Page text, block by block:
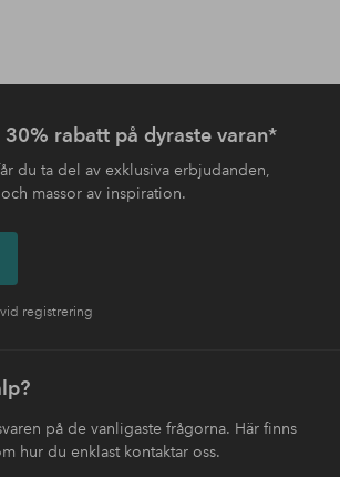
rabatt på dyraste varan*
du ta del av exklusiva erbjudanden,
massor av inspiration.
registrering
på de vanligaste frågorna. Här finns
hur du enklast kontaktar oss.